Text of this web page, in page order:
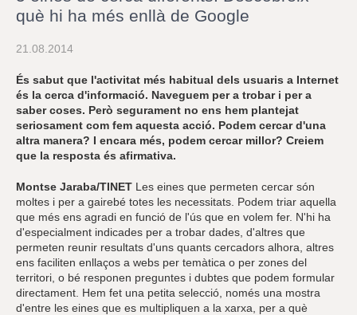
què hi ha més enllà de Google
21.08.2014
És sabut que l'activitat més habitual dels usuaris a Internet
és la cerca d'informació. Naveguem per a trobar i per a
saber coses. Però segurament no ens hem plantejat
seriosament com fem aquesta acció. Podem cercar d'una
altra manera? I encara més, podem cercar millor? Creiem
que la resposta és afirmativa.
Montse Jaraba/TINET Les eines que permeten cercar són
moltes i per a gairebé totes les necessitats. Podem triar aquella
que més ens agradi en funció de l'ús que en volem fer. N'hi ha
d'especialment indicades per a trobar dades, d'altres que
permeten reunir resultats d'uns quants cercadors alhora, altres
ens faciliten enllaços a webs per temàtica o per zones del
territori, o bé responen preguntes i dubtes que podem formular
directament. Hem fet una petita selecció, només una mostra
d'entre les eines que es multipliquen a la xarxa, per a què